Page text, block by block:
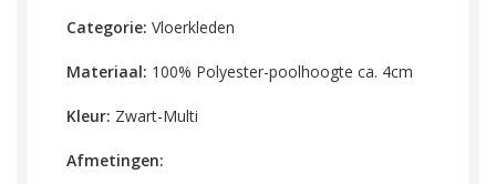
Categorie: Vloerkleden
Materiaal: 100% Polyester-poolhoogte ca. 4cm
Kleur: Zwart-Multi
Afmetingen: